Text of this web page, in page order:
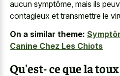
aucun symptôme, mais ils
contagieux et transmettre le
On a similar theme:
Canine Chez Les Chiots
Qu'est- ce que la